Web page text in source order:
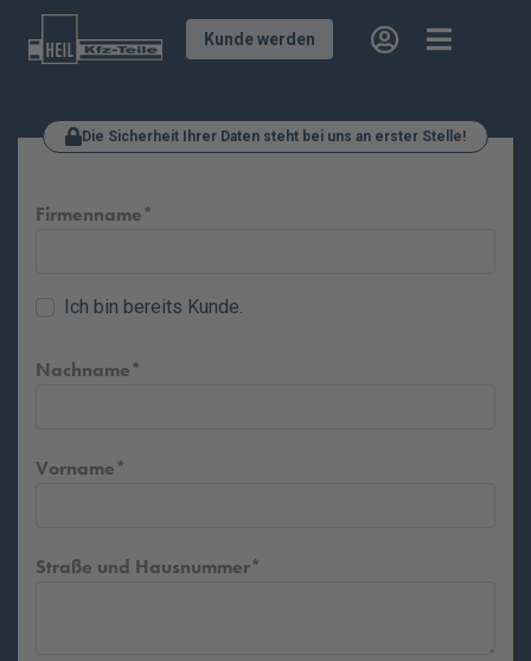
Kunde werden
Die Sicherheit Ihrer Daten steht bei uns an erster Stelle!
Firmenname
Ich bin bereits Kunde.
Nachname
Vorname
Straße und Hausnummer